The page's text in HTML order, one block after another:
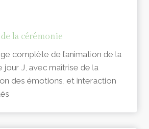
la cérémonie
complète de l’animation de la
jour J, avec maîtrise de la
des émotions, et interaction